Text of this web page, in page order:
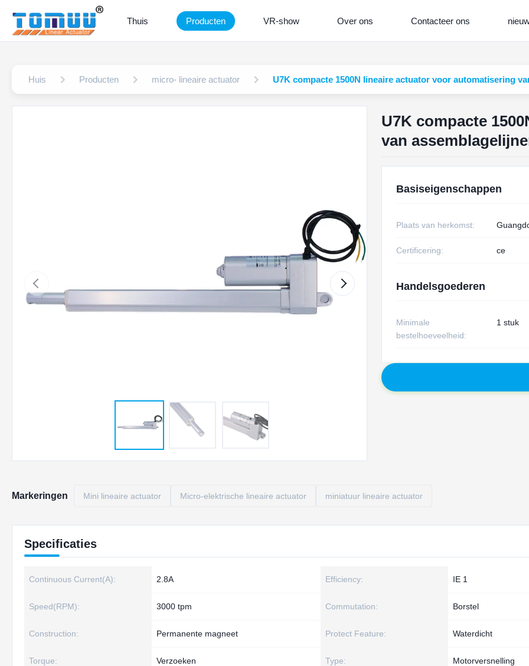
Thuis Producten VR-show Over ons Contacteer ons
Huis Producten micro- lineaire actuator U7K compacte 1500N lineaire actuator voor automatisering
U7K compacte
van
Basiseigenschappen
Plaats van herkomst:
Certificering: ce
Handelsgoederen
Minimale
bestelhoeveelheid:
1 stuk
Markeringen Mini lineaire actuator Micro-elektrische lineaire actuator miniatuur lineaire actuator
Specificaties
Continuous Current(A): 2.8A Efficiency: IE 1
Speed(RPM): 3000 tpm Commutation: Borstel
Construction: Permanente magneet Protect Feature: Waterdicht
Torque: Verzoeken Type: Motorversnelling